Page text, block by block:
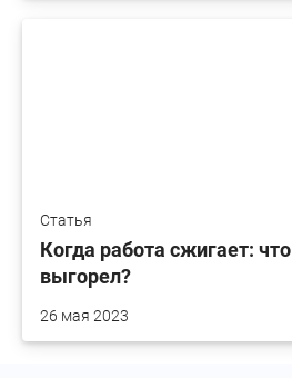
Статья
Когда работа сжигает:
выгорел?
26 мая 2023